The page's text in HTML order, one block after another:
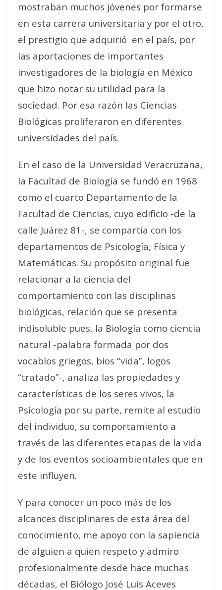
mostraban muchos jóvenes por formarse
en esta carrera universitaria y por el otro,
el prestigio que adquirió en el país, por
las aportaciones de importantes
investigadores de la biología en México
que hizo notar su utilidad para la
sociedad. Por esa razón las Ciencias
Biológicas proliferaron en diferentes
universidades del país.
En el caso de la Universidad Veracruzana,
la Facultad de Biología se fundó en 1968
como el cuarto Departamento de la
Facultad de Ciencias, cuyo edificio -de la
calle Juárez 81-, se compartía con los
departamentos de Psicología, Física y
Matemáticas. Su propósito original fue
relacionar a la ciencia del
comportamiento con las disciplinas
biológicas, relación que se presenta
indisoluble pues, la Biología como ciencia
natural -palabra formada por dos
vocablos griegos, bios “vida”, logos
“tratado”-, analiza las propiedades y
características de los seres vivos, la
Psicología por su parte, remite al estudio
del individuo, su comportamiento a
través de las diferentes etapas de la vida
y de los eventos socioambientales que en
este influyen.
Y para conocer un poco más de los
alcances disciplinares de esta área del
conocimiento, me apoyo con la sapiencia
de alguien a quien respeto y admiro
profesionalmente desde hace muchas
décadas, el Biólogo José Luis Aceves